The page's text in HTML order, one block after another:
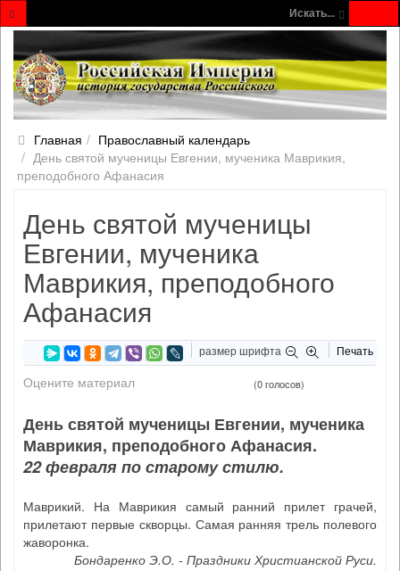
Искать...
Главная
Православный календарь
День святой мученицы Евгении, мученика Маврикия,
преподобного Афанасия
День святой мученицы
Евгении, мученика
Маврикия, преподобного
Афанасия
размер шрифта Печать
Оцените материал (0 голосов)
День святой мученицы Евгении, мученика
Маврикия, преподобного Афанасия.
22 февраля по старому стилю.
Маврикий. На Маврикия самый ранний прилет грачей,
прилетают первые скворцы. Самая ранняя трель полевого
жаворонка.
Бондаренко Э.О. - Праздники Христианской Руси.